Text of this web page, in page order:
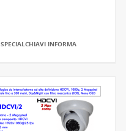
SPECIALCHIAVI INFORMA